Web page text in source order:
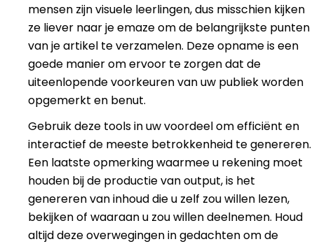
mensen zijn visuele leerlingen, dus misschien kijken
ze liever naar je emaze om de belangrijkste punten
van je artikel te verzamelen. Deze opname is een
goede manier om ervoor te zorgen dat de
uiteenlopende voorkeuren van uw publiek worden
opgemerkt en benut.
Gebruik deze tools in uw voordeel om efficiënt en
interactief de meeste betrokkenheid te genereren.
Een laatste opmerking waarmee u rekening moet
houden bij de productie van output, is het
genereren van inhoud die u zelf zou willen lezen,
bekijken of waaraan u zou willen deelnemen. Houd
altijd deze overwegingen in gedachten om de